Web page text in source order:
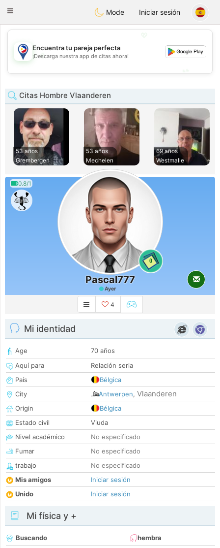
Philippines Chat
Toggle
Mode Iniciar sesión
💖
💕
Encuentra tu pareja perfecta
¡Descarga nuestra app de citas ahora!
Citas Hombre Vlaanderen
53 años
Grembergen
53 años
Mechelen
69 años
Westmalle
0.8/1
0
Pascal777
Ayer
4
Mi identidad
Age
70 años
Aquí para
Relación seria
País
Bélgica
City
Antwerpen, Vlaanderen
Origin
Bélgica
Estado civil
Viuda
Nivel académico
No especificado
Fumar
No especificado
trabajo
No especificado
Mis amigos
Iniciar sesión
Unido
Iniciar sesión
Mi física y +
Buscando
hembra